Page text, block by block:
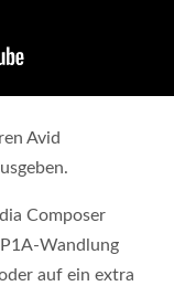
Avid
Composer
Wandlung
auf ein extra